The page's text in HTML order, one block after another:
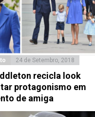
24 de Setembro, 2018
recicla look
protagonismo em
de amiga